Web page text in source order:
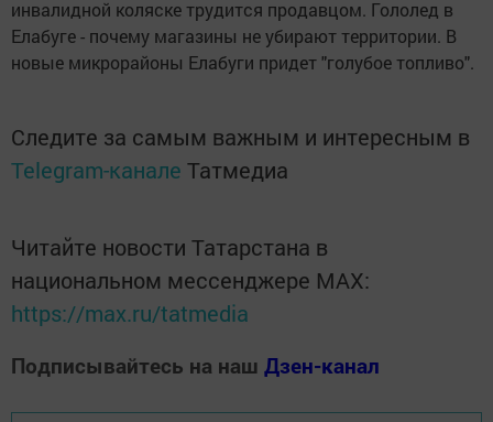
инвалидной коляске трудится продавцом. Гололед в
Елабуге - почему магазины не убирают территории. В
новые микрорайоны Елабуги придет "голубое топливо".
Следите за самым важным и интересным в
Telegram-канале Татмедиа
Читайте новости Татарстана в
национальном мессенджере MАХ:
https://max.ru/tatmedia
Подписывайтесь на наш Дзен-канал